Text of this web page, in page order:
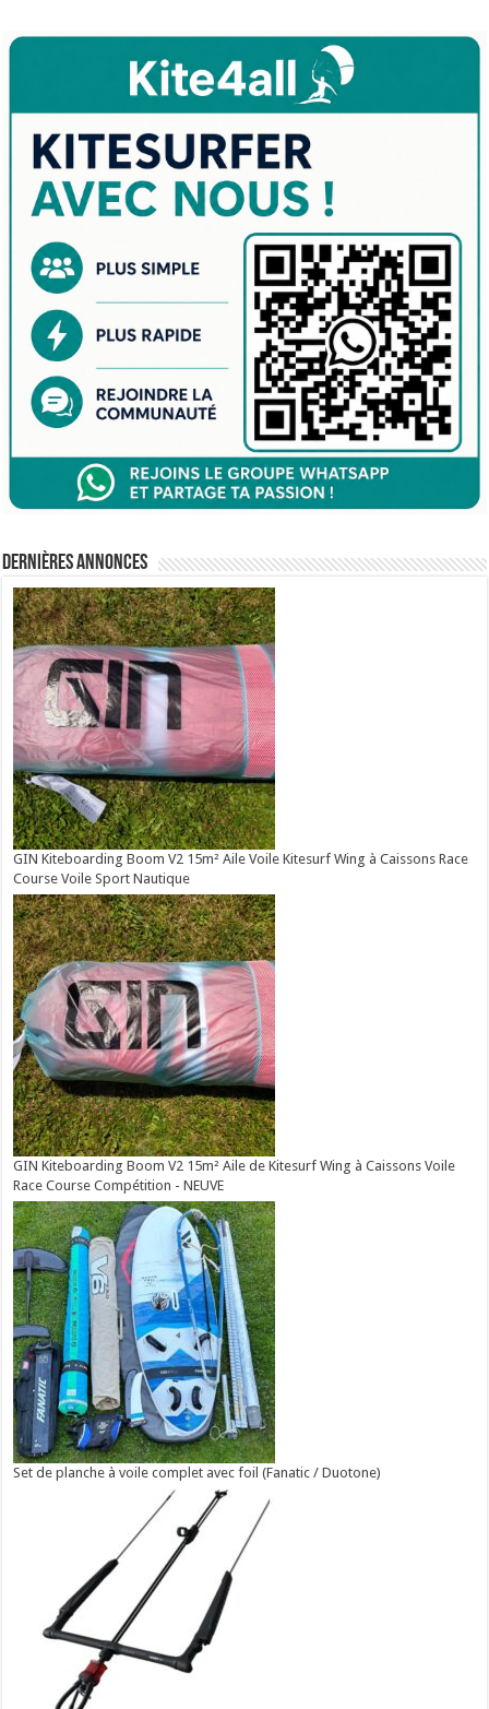
Dernières annonces
GIN Kiteboarding Boom V2 15m² Aile Voile Kitesurf Wing à Caissons Race
Course Voile Sport Nautique
GIN Kiteboarding Boom V2 15m² Aile de Kitesurf Wing à Caissons Voile
Race Course Compétition - NEUVE
Set de planche à voile complet avec foil (Fanatic / Duotone)